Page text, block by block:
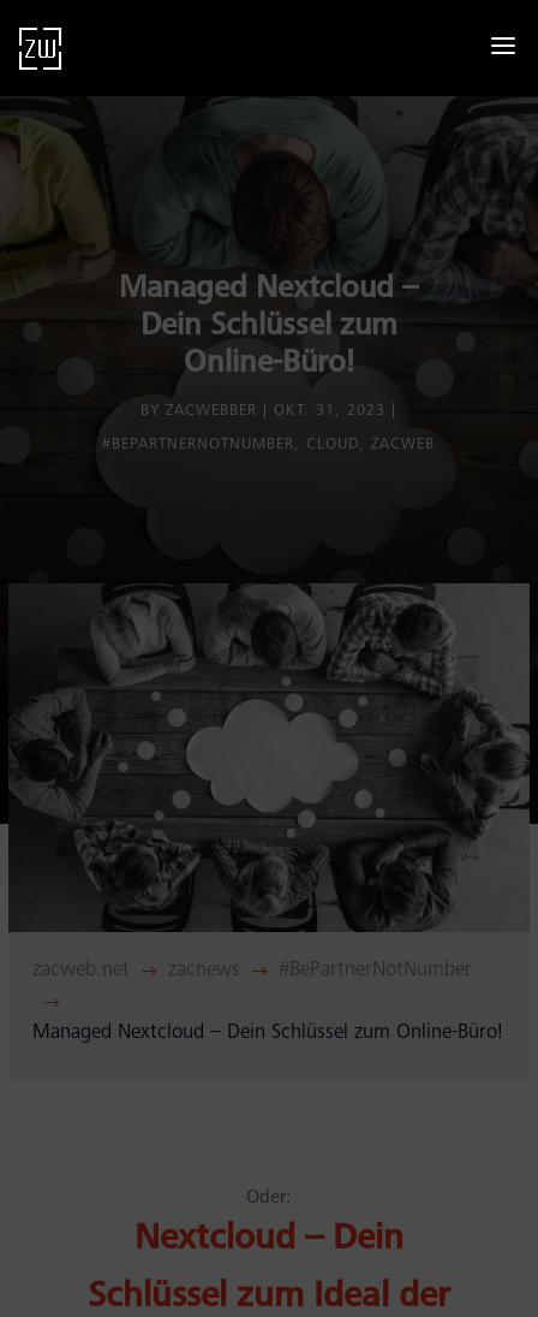
Managed Nextcloud –
Dein Schlüssel zum
Online-Büro!
BYZACWEBBER OKT. 31, 2023
#BEPARTNERNOTNUMBER, CLOUD,ZACWEB
zacweb.net $ zacnews $ #BePartnerNotNumber
$
Managed Nextcloud – Dein Schlüssel zum Online-Büro!
Oder:
Nextcloud – Dein
Schlüssel zum Ideal der